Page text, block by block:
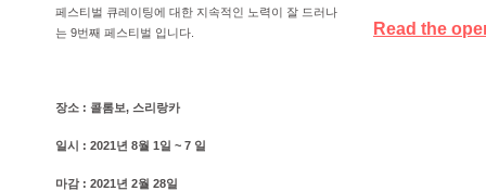
페스티벌 큐레이팅에 대한 지속적인 노력이 잘 드러나
는 9번째 페스티벌 입니다.
장소 : 콜롬보, 스리랑카
일시 : 2021년 8월 1일 ~ 7 일
마감 : 2021년 2월 28일
Read the